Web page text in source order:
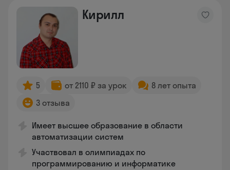
Кирилл
5 от 2110 ₽ за урок
8 лет опыта
3 отзыва
Имеет высшее образование в области
автоматизации систем
Участвовал в олимпиадах по
программированию и информатике